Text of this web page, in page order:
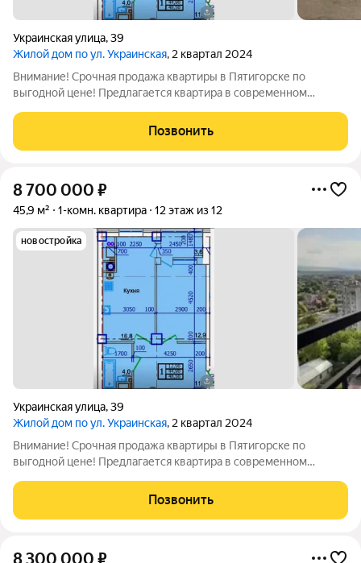
Украинская улица,39
Жилой дом по ул. Украинская, 2 квартал 2024
Внимание! Срочная продажа квартиры в Пятигорске по
выгодной цене! Предлагается квартира в современном
центре города. Дом уже сдан в 2024 году можно сразу
приступать к ремонту и переезжать.
Позвонить
8 700 000 ₽
45,9 м² 1-комн. квартира 12 этаж из 12
новостройка
Украинская улица,39
Жилой дом по ул. Украинская, 2 квартал 2024
Внимание! Срочная продажа квартиры в Пятигорске по
выгодной цене! Предлагается квартира в современном
центре города. Дом уже сдан в 2024 году можно сразу
приступать к ремонту и переезжать.
Позвонить
8 300 000 ₽